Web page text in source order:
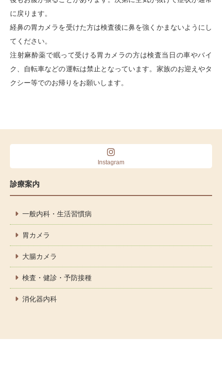
に戻ります。
経鼻の胃カメラを受けた方は検査後に鼻を強くかまないようにし
てください。
注射麻酔薬で眠って受ける胃カメラの方は検査当日の車やバイ
ク、自転車などの運転は禁止となっています。家族のお迎えやタ
クシー等でのお帰りをお願いします。
Instagram
診療案内
一般内科・生活習慣病
胃カメラ
大腸カメラ
検査・健診・予防接種
消化器内科